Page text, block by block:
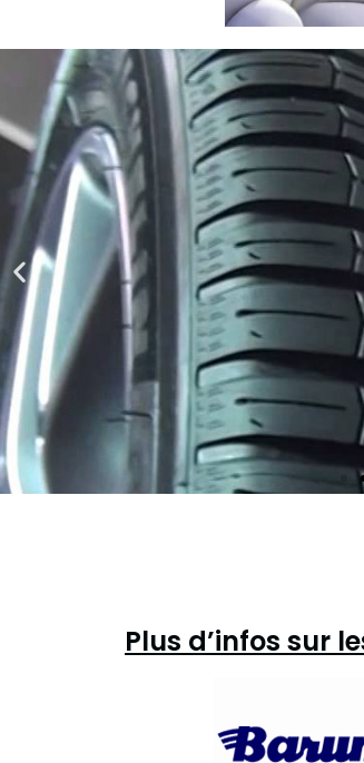
Plus d’infos sur